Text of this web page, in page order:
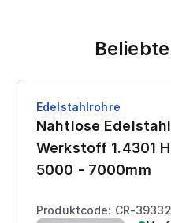
Edelstahlrohre
Nahtlose
Werkstoff 1.4301
5000 - 7000mm
Produktcode: CR-39332